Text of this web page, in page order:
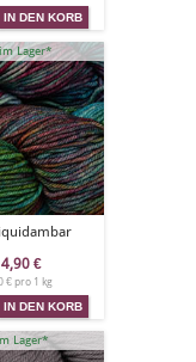
Lager*
€
€ pro 1 kg
Lager*